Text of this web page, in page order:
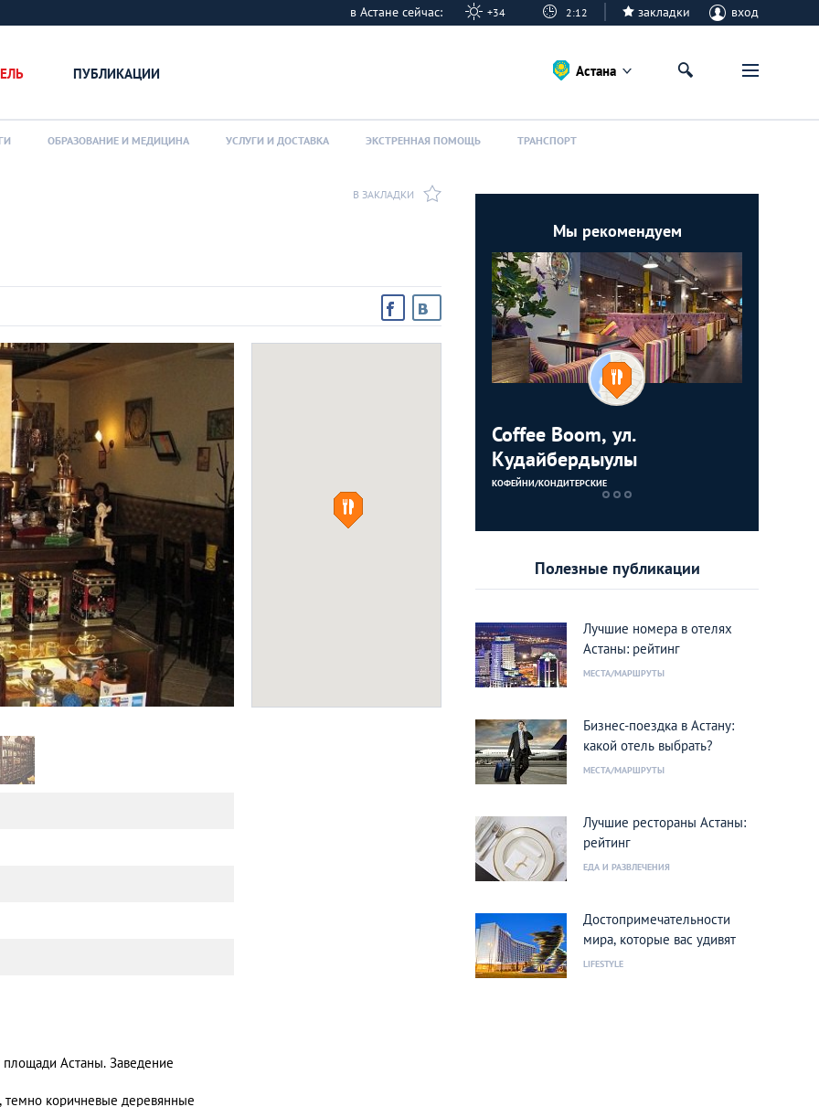
в Астане сейчас: +34 2:12 закладки вход
ПУБЛИКАЦИИ Астана
ОБРАЗОВАНИЕ И МЕДИЦИНА УСЛУГИ И ДОСТАВКА ЭКСТРЕННАЯ ПОМОЩЬ ТРАНСПОРТ
В ЗАКЛАДКИ
Астаны. Заведение
коричневые деревянные
Мы рекомендуем
Coffee Boom, ул.
Кудайбердыулы
КОФЕЙНИ/КОНДИТЕРСКИЕ
Полезные публикации
Лучшие номера в отелях
Астаны: рейтинг
МЕСТА/МАРШРУТЫ
Бизнес-поездка в Астану:
какой отель выбрать?
МЕСТА/МАРШРУТЫ
Лучшие рестораны Астаны:
рейтинг
ЕДА И РАЗВЛЕЧЕНИЯ
Достопримечательности
мира, которые вас удивят
LIFESTYLE